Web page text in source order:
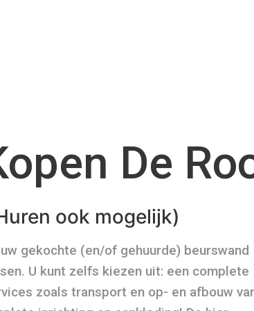
De
ook mogelijk)
gekochte (en/of gehuurde) beurswand
U kunt zelfs kiezen uit: een complete
zoals transport en op- en afbouw